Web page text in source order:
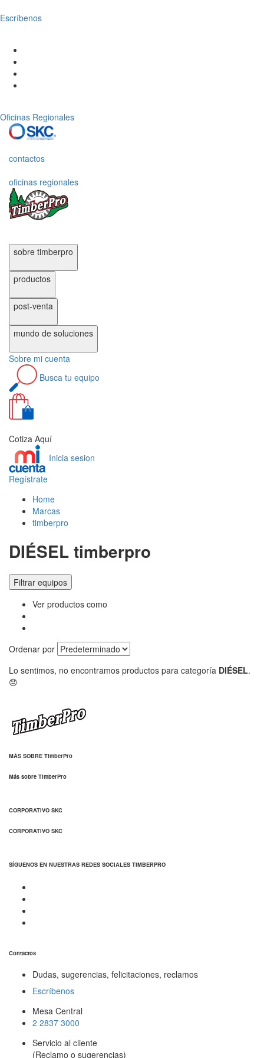
Escríbenos
Oficinas Regionales
contactos
oficinas regionales
sobre timberpro
productos
post-venta
mundo de soluciones
Sobre mi cuenta
Busca tu equipo
Cotiza Aquí
Inicia sesion
Regístrate
Home
Marcas
timberpro
DIÉSEL timberpro
Filtrar equipos
Ver productos como
Ordenar por
Lo sentimos, no encontramos productos para categoría DIÉSEL.
😞
MÁS SOBRE TimberPro
Más sobre TimberPro
CORPORATIVO SKC
CORPORATIVO SKC
SÍGUENOS EN NUESTRAS REDES SOCIALES TIMBERPRO
Contactos
Dudas, sugerencias, felicitaciones, reclamos
Escríbenos
Mesa Central
2 2837 3000
Servicio al cliente
(Reclamo o sugerencias)